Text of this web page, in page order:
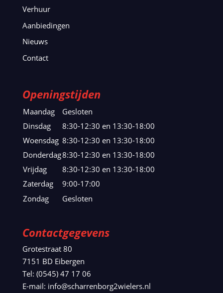
Verhuur
Aanbiedingen
Nieuws
Contact
Openingstijden
Maandag
Gesloten
Dinsdag
8:30-12:30 en 13:30-18:00
Woensdag 8:30-12:30 en 13:30-18:00
Donderdag8:30-12:30 en 13:30-18:00
Vrijdag
8:30-12:30 en 13:30-18:00
Zaterdag
9:00-17:00
Zondag
Gesloten
Contactgegevens
Grotestraat 80
7151 BD Eibergen
Tel: (0545) 47 17 06
E-mail: info@scharrenborg2wielers.nl